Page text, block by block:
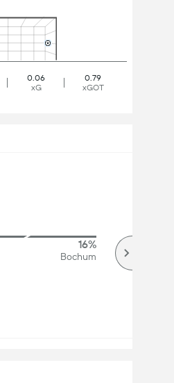
0.06
xG
0.79
xGOT
16%
Bochum